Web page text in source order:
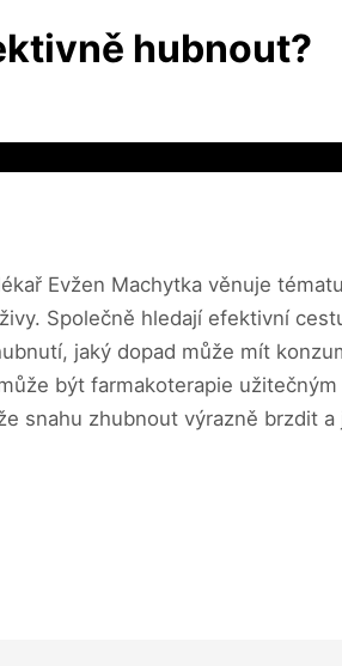
hubnout?
Evžen Machytka věnuje
Společně hledají efektivní
jaký dopad může mít
být farmakoterapie
snahu zhubnout výrazně brzdit